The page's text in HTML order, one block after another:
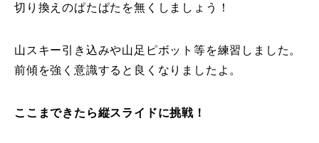
常時メルマガ
切り換えのぱたぱたを無くしましょう！
山スキー引き込みや山足ピボット等を練習しました。
前傾を強く意識すると良くなりましたよ。
ここまできたら縦スライドに挑戦！